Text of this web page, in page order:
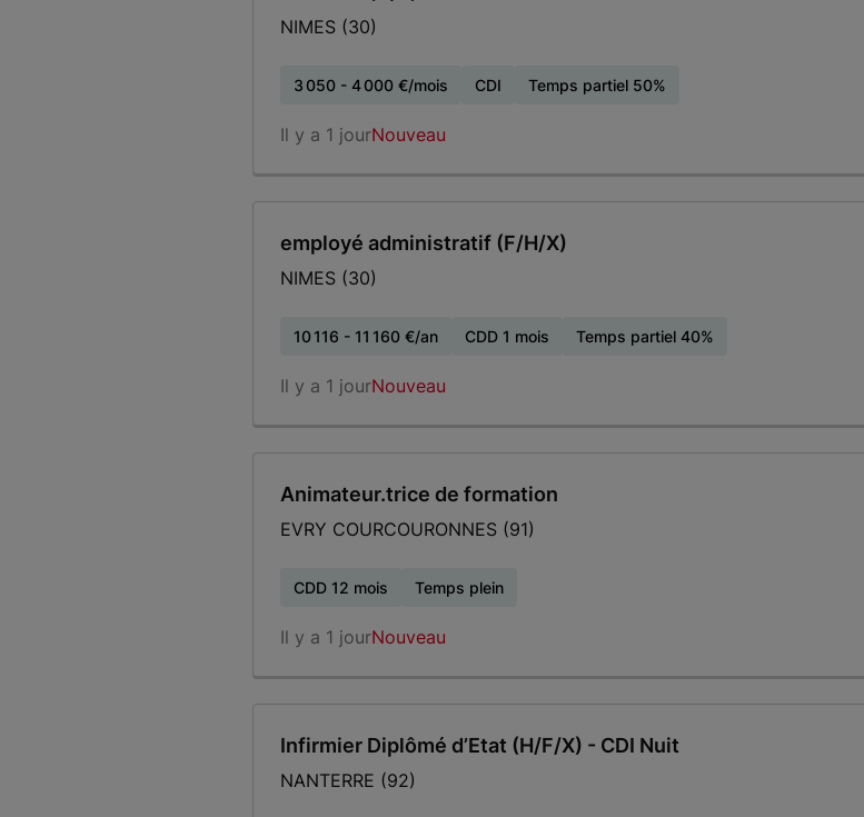
NIMES (30)
3 050 - 4 000 €/mois CDI Temps partiel 50%
Il y a 1 jourNouveau
employé administratif (F/H/X)
NIMES (30)
10 116 - 11 160 €/an CDD 1 mois Temps partiel 40%
Il y a 1 jourNouveau
Animateur.trice de formation
EVRY COURCOURONNES (91)
CDD 12 mois Temps plein
Il y a 1 jourNouveau
Infirmier Diplômé d’Etat (H/F/X) - CDI Nuit
NANTERRE (92)